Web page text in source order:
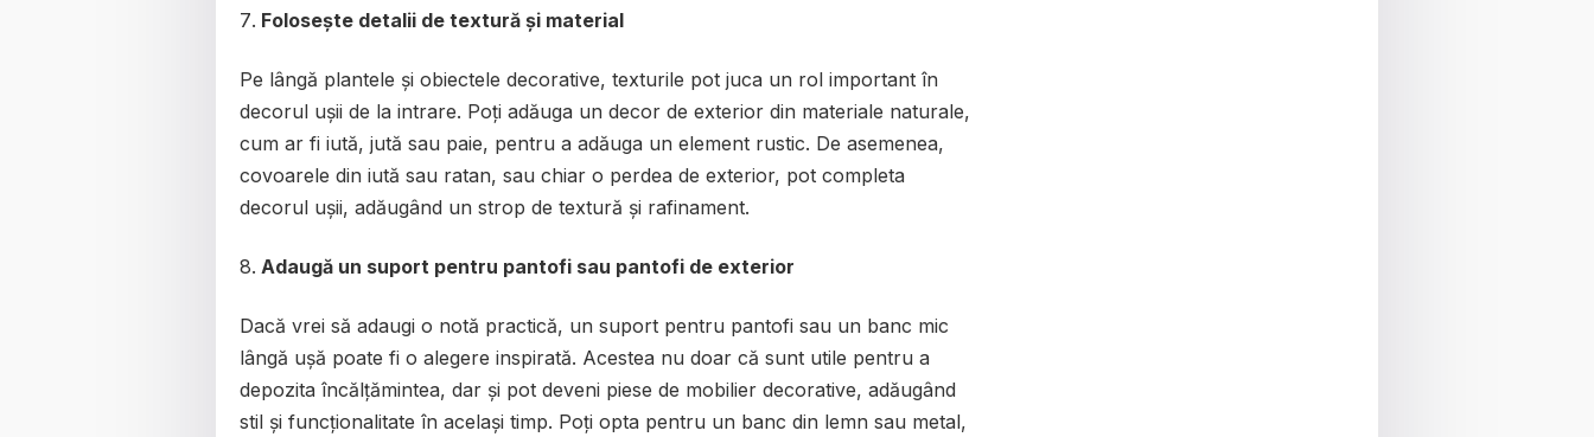
Folosește detalii de textură și material
Pe lângă plantele și obiectele decorative, texturile pot juca un rol important în
decorul ușii de la intrare. Poți adăuga un decor de exterior din materiale naturale,
cum ar fi iută, jută sau paie, pentru a adăuga un element rustic. De asemenea,
covoarele din iută sau ratan, sau chiar o perdea de exterior, pot completa
decorul ușii, adăugând un strop de textură și rafinament.
Adaugă un suport pentru pantofi sau pantofi de exterior
Dacă vrei să adaugi o notă practică, un suport pentru pantofi sau un banc mic
lângă ușă poate fi o alegere inspirată. Acestea nu doar că sunt utile pentru a
depozita încălțămintea, dar și pot deveni piese de mobilier decorative, adăugând
stil și funcționalitate în același timp. Poți opta pentru un banc din lemn sau metal,